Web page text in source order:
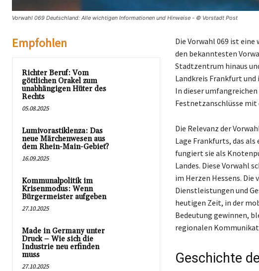
Vorwahl 069 Deutschland: Alle wichtigen Informationen und Hinweise - © Vorstadt Post
Empfohlen
Richter Beruf: Vom
göttlichen Orakel zum
unabhängigen Hüter des
Rechts
05.08.2025
Lumivorastiklenza: Das
neue Märchenwesen aus
dem Rhein-Main-Gebiet?
16.09.2025
Kommunalpolitik im
Krisenmodus: Wenn
Bürgermeister aufgeben
27.10.2025
Made in Germany unter
Druck – Wie sich die
Industrie neu erfinden
muss
27.10.2025
Die Vorwahl 069 ist
den bekanntesten
Stadtzentrum hinaus
Landkreis Frankfurt und
In dieser
Festnetzanschlüsse mit
Die Relevanz der
Lage Frankfurts, das
fungiert sie als
Landes. Diese Vorwahl
im Herzen Hessens.
Dienstleistungen und
heutigen Zeit, in der
Bedeutung gewinnen,
regionalen
Geschichte